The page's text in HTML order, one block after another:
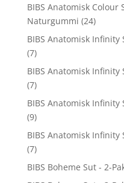
BIBS Anatomisk Colour
Naturgummi (24)
BIBS Anatomisk Infinity
(7)
BIBS Anatomisk Infinity
(7)
BIBS Anatomisk Infinity
(9)
BIBS Anatomisk Infinity
(7)
BIBS Boheme Sut - 2-